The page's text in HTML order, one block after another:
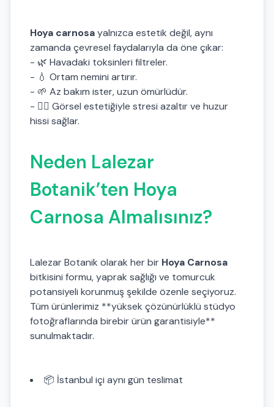
Hoya carnosayalnızca estetik değil, aynı
zamanda çevresel faydalarıyla da öne çıkar:
- 🌿 Havadaki toksinleri filtreler.
- 💧 Ortam nemini artırır.
- 🌱 Az bakım ister, uzun ömürlüdür.
- 🧘‍♀️ Görsel estetiğiyle stresi azaltır ve huzur
hissi sağlar.
Neden Lalezar
Botanik’ten Hoya
Carnosa Almalısınız?
Lalezar Botanik olarak her bir Hoya Carnosa
bitkisini formu, yaprak sağlığı ve tomurcuk
potansiyeli korunmuş şekilde özenle seçiyoruz.
Tüm ürünlerimiz **yüksek çözünürlüklü stüdyo
fotoğraflarında birebir ürün garantisiyle**
sunulmaktadır.
📦 İstanbul içi aynı gün teslimat